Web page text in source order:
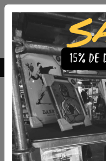
Envío Gratis a todo Chile